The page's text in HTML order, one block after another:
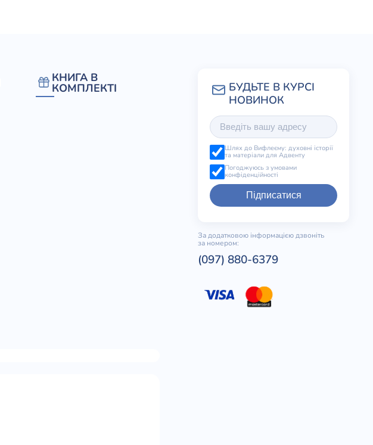
КНИГА В
КОМПЛЕКТІ
Шлях до Вифлеєму: духовні історії
та матеріали для Адвенту
Погоджуюсь з умовами
конфіденційності
Підписатися
За додатковою інформацією дзвоніть
за номером:
(097) 880-6379